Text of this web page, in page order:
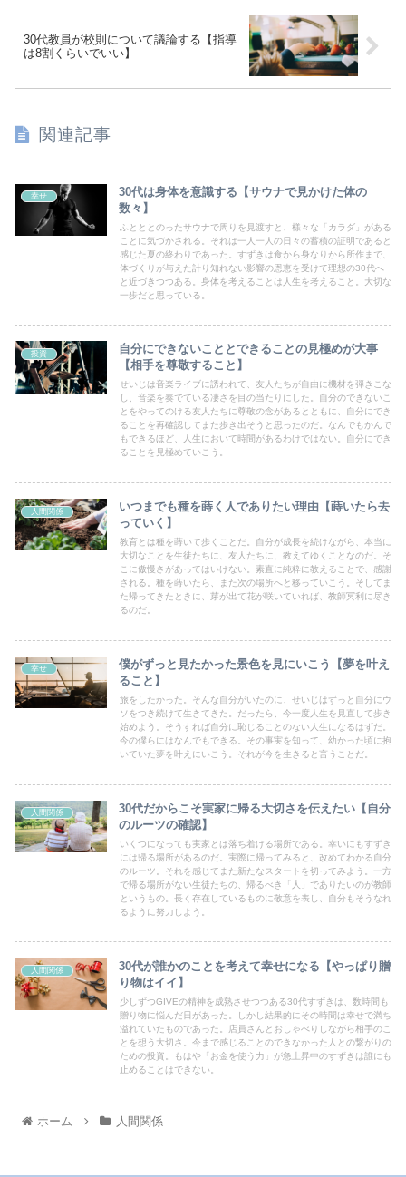
30代教員が校則について議論する【指導
は8割くらいでいい】
関連記事
幸せ
30代は身体を意識する【サウナで見かけた体の
数々】
ふとととのったサウナで周りを見渡すと、様々な「カラダ」がある
ことに気づかされる。それは一人一人の日々の蓄積の証明であると
感じた夏の終わりであった。すずきは食から身なりから所作まで、
体づくりが与えた計り知れない影響の恩恵を受けて理想の30代へ
と近づきつつある。身体を考えることは人生を考えること。大切な
一歩だと思っている。
投資
自分にできないこととできることの見極めが大事
【相手を尊敬すること】
せいじは音楽ライブに誘われて、友人たちが自由に機材を弾きこな
し、音楽を奏でている凄さを目の当たりにした。自分のできないこ
とをやってのける友人たちに尊敬の念があるとともに、自分にでき
ることを再確認してまた歩き出そうと思ったのだ。なんでもかんで
もできるほど、人生において時間があるわけではない。自分にでき
ることを見極めていこう。
人間関係
いつまでも種を蒔く人でありたい理由【蒔いたら去
っていく】
教育とは種を蒔いて歩くことだ。自分が成長を続けながら、本当に
大切なことを生徒たちに、友人たちに、教えてゆくことなのだ。そ
こに傲慢さがあってはいけない。素直に純粋に教えることで、感謝
される。種を蒔いたら、また次の場所へと移っていこう。そしてま
た帰ってきたときに、芽が出て花が咲いていれば、教師冥利に尽き
るのだ。
幸せ
僕がずっと見たかった景色を見にいこう【夢を叶え
ること】
旅をしたかった。そんな自分がいたのに、せいじはずっと自分にウ
ソをつき続けて生きてきた。だったら、今一度人生を見直して歩き
始めよう。そうすれば自分に恥じることのない人生になるはずだ。
今の僕らにはなんでもできる。その事実を知って、幼かった頃に抱
いていた夢を叶えにいこう。それが今を生きると言うことだ。
人間関係
30代だからこそ実家に帰る大切さを伝えたい【自分
のルーツの確認】
いくつになっても実家とは落ち着ける場所である。幸いにもすずき
には帰る場所があるのだ。実際に帰ってみると、改めてわかる自分
のルーツ。それを感じてまた新たなスタートを切ってみよう。一方
で帰る場所がない生徒たちの、帰るべき「人」でありたいのが教師
というもの。長く存在しているものに敬意を表し、自分もそうなれ
るように努力しよう。
人間関係
30代が誰かのことを考えて幸せになる【やっぱり贈
り物はイイ】
少しずつGIVEの精神を成熟させつつある30代すずきは、数時間も
贈り物に悩んだ日があった。しかし結果的にその時間は幸せで満ち
溢れていたものであった。店員さんとおしゃべりしながら相手のこ
とを想う大切さ。今まで感じることのできなかった人との繋がりの
ための投資。もはや「お金を使う力」が急上昇中のすずきは誰にも
止めることはできない。
ホーム 人間関係